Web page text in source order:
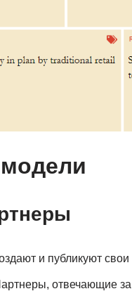
и публикуют
отвечающие за